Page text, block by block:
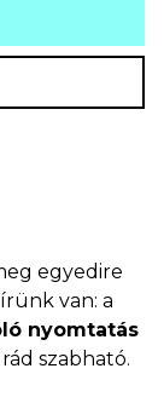
egyedire
van: a
nyomtatás
szabható.